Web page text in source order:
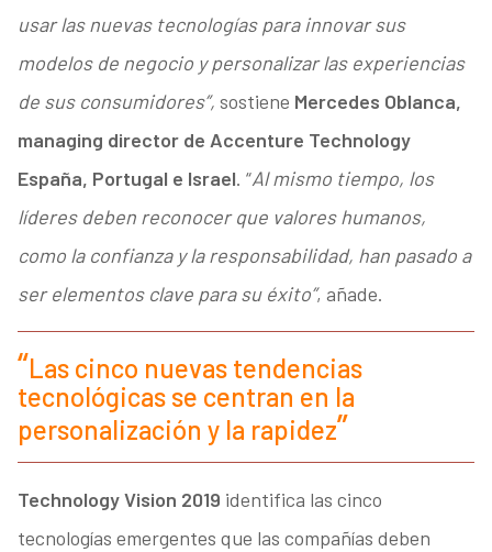
usar las nuevas tecnologías para innovar sus
modelos de negocio y personalizar las experiencias
de sus consumidores”, sostiene Mercedes Oblanca,
managing director de Accenture Technology
España, Portugal e Israel. “Al mismo tiempo, los
líderes deben reconocer que valores humanos,
como la confianza y la responsabilidad, han pasado a
ser elementos clave para su éxito”, añade.
Las cinco nuevas tendencias
tecnológicas se centran en la
personalización y la rapidez
Technology Vision 2019 identifica las cinco
tecnologías emergentes que las compañías deben